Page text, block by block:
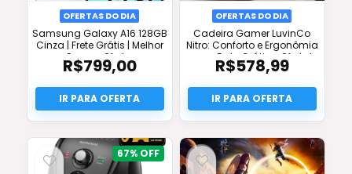
OFERTAS DO DIA
Samsung Galaxy A16 128GB
Cinza | Frete Grátis | Melhor
Preço e Oferta
R$799,00
OFERTAS DO DIA
Cadeira Gamer LuvinCo
Nitro: Conforto e Ergonômia
com Frete Grátis e Oferta!
R$578,99
67%